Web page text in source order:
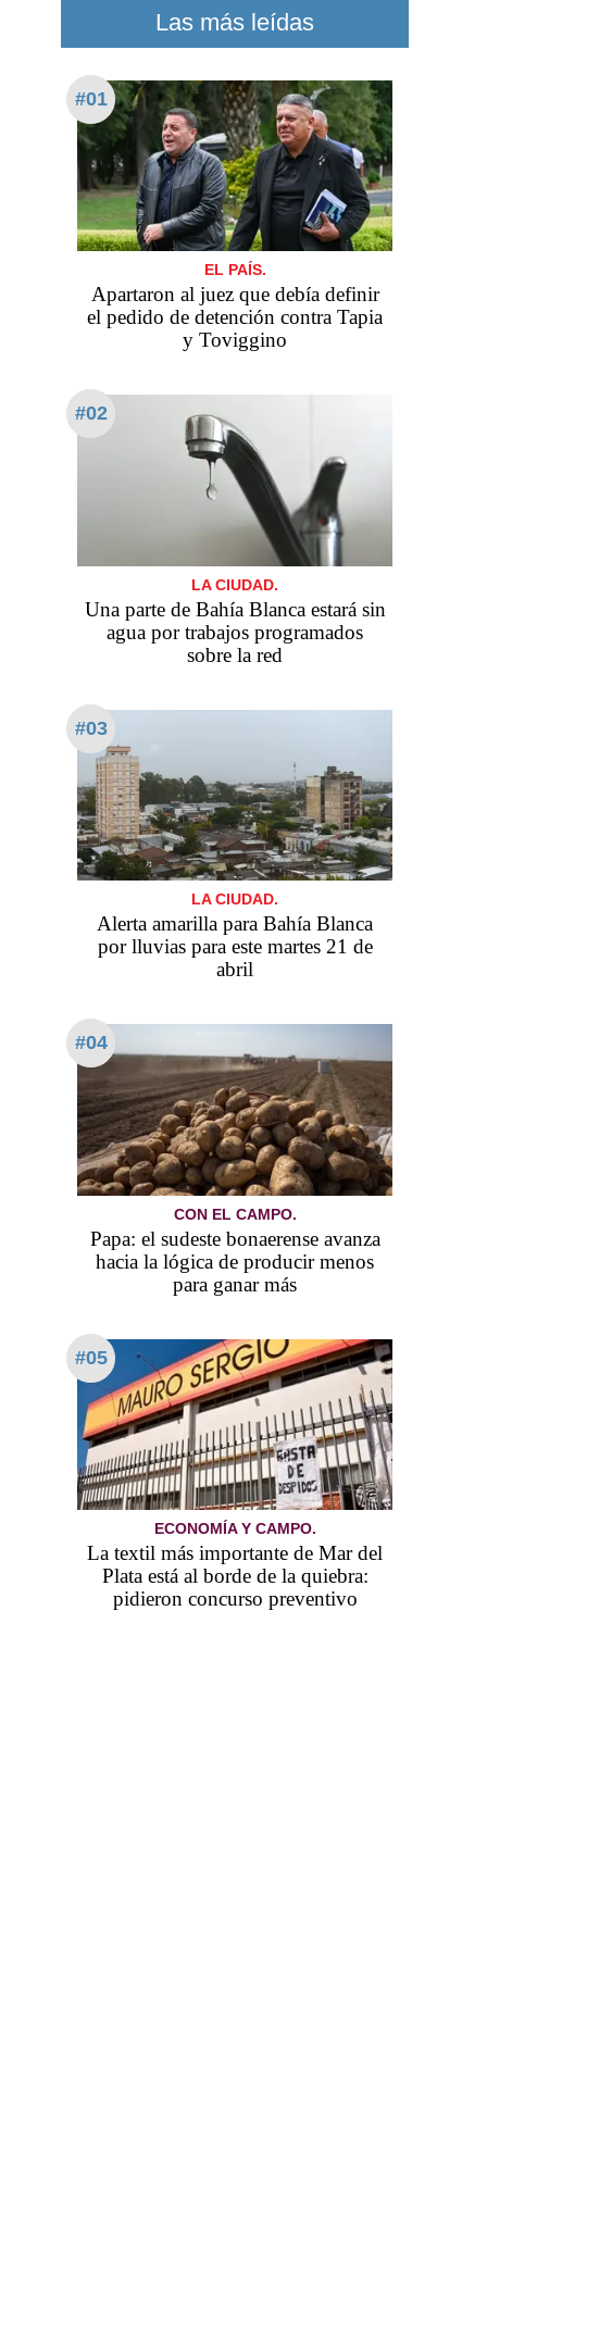
Las más leídas
#01
EL PAÍS.
Apartaron al juez que debía definir
el pedido de detención contra Tapia
y Toviggino
#02
LA CIUDAD.
Una parte de Bahía Blanca estará sin
agua por trabajos programados
sobre la red
#03
LA CIUDAD.
Alerta amarilla para Bahía Blanca
por lluvias para este martes 21 de
abril
#04
CON EL CAMPO.
Papa: el sudeste bonaerense avanza
hacia la lógica de producir menos
para ganar más
#05
ECONOMÍA Y CAMPO.
La textil más importante de Mar del
Plata está al borde de la quiebra:
pidieron concurso preventivo